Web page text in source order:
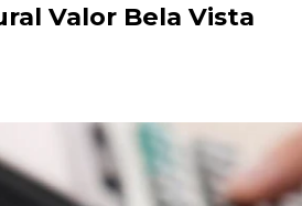
Valor Bela Vista